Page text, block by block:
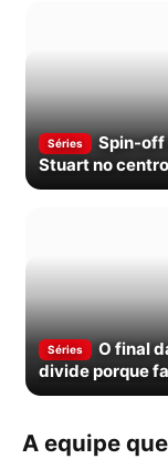
Séries
Spin-off
Stuart no
Séries
O final
divide porque
esperava
A equipe